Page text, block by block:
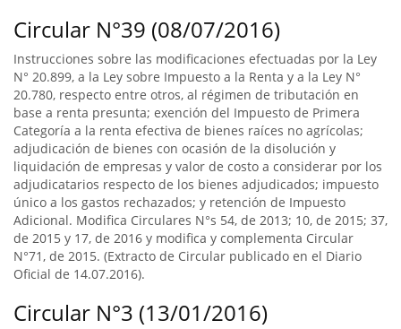
Circular N°39 (08/07/2016)
Instrucciones sobre las modificaciones efectuadas por la Ley
N° 20.899, a la Ley sobre Impuesto a la Renta y a la Ley N°
20.780, respecto entre otros, al régimen de tributación en
base a renta presunta; exención del Impuesto de Primera
Categoría a la renta efectiva de bienes raíces no agrícolas;
adjudicación de bienes con ocasión de la disolución y
liquidación de empresas y valor de costo a considerar por los
adjudicatarios respecto de los bienes adjudicados; impuesto
único a los gastos rechazados; y retención de Impuesto
Adicional. Modifica Circulares N°s 54, de 2013; 10, de 2015; 37,
de 2015 y 17, de 2016 y modifica y complementa Circular
N°71, de 2015. (Extracto de Circular publicado en el Diario
Oficial de 14.07.2016).
Circular N°3 (13/01/2016)